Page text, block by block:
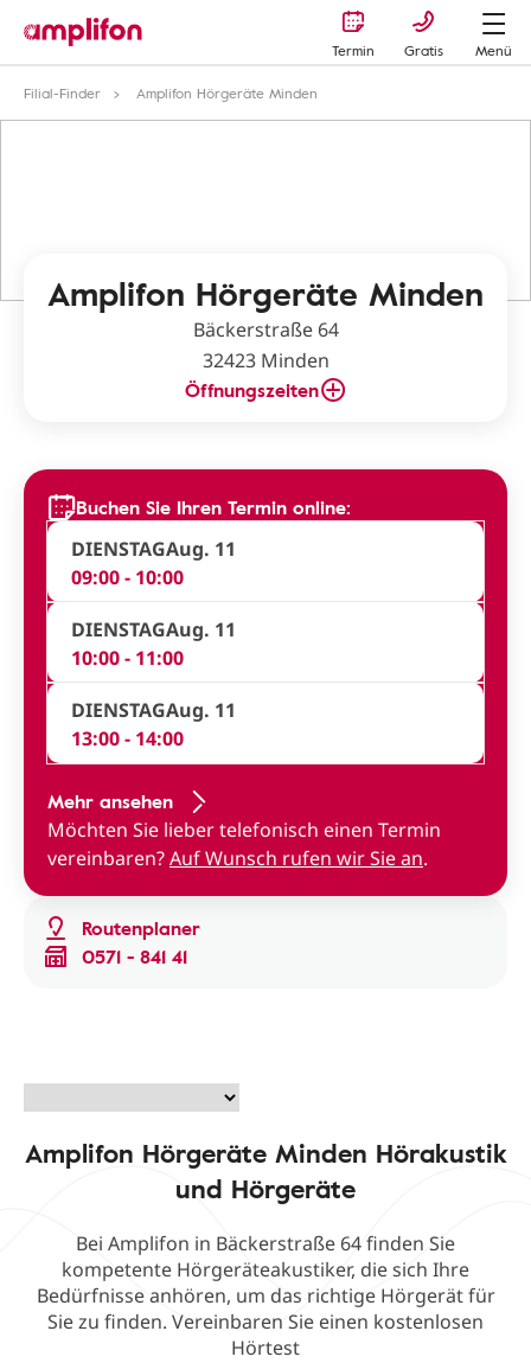
Termin Gratis
Menü
Filial-Finder
Amplifon Hörgeräte Minden
Amplifon Hörgeräte Minden
Bäckerstraße 64
32423 Minden
Öffnungszeiten
Routenplaner
0571 - 841 41
Buchen Sie Ihren Termin online:
DIENSTAGAug. 11
09:00 - 10:00
DIENSTAGAug. 11
10:00 - 11:00
DIENSTAGAug. 11
13:00 - 14:00
Mehr ansehen
Möchten Sie lieber telefonisch einen Termin
vereinbaren?Auf Wunsch rufen wir Sie an.
Amplifon Hörgeräte Minden Hörakustik
und Hörgeräte
Bei Amplifon in Bäckerstraße 64 finden Sie
kompetente Hörgeräteakustiker, die sich Ihre
Bedürfnisse anhören, um das richtige Hörgerät für
Sie zu finden. Vereinbaren Sie einen kostenlosen
Hörtest